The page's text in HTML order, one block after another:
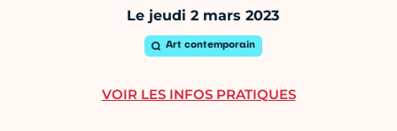
Le jeudi 2 mars 2023
Art contemporain
VOIR LES INFOS PRATIQUES